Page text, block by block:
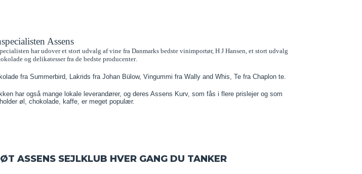
Assens
har udover et stort udvalg af vine fra Danmarks bedste vinimportør, H J Hansen, et stort udvalg
og delikatesser fra de bedste producenter.
fra Summerbird, Lakrids fra Johan Bülow, Vingummi fra Wally and Whis, Te fra Chaplon te.
har også mange lokale leverandører, og deres Assens Kurv, som fås i flere prislejer og som
øl, chokolade, kaffe, er meget populær.
ASSENS SEJLKLUB HVER GANG DU TANKER